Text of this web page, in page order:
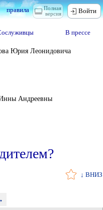
Полная
версия
правила Войти
В прессе
Юрия Леонидовича
Андреевны
↓ ВНИЗ